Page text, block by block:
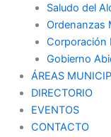
Saludo del
Ordenanzas
Corporación
Gobierno
ÁREAS
DIRECTORIO
EVENTOS
CONTACTO